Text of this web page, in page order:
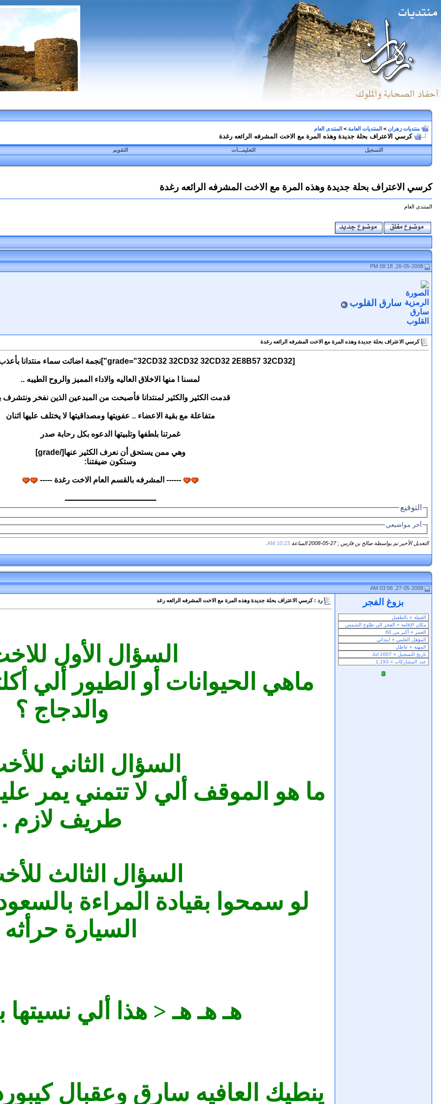
منتديات زهران > المنتديات العامة > المنتدى العام
كرسي الاعتراف بحلة جديدة وهذه المرة مع الاخت المشرفه الرائعه رغدة
التسجيل
التعليمـــات التقويم
كرسي الاعتراف بحلة جديدة وهذه المرة مع الاخت المشرفه الرائعه رغدة
المنتدى العام
26-05-2008, 08:18 PM
سارق القلوب
كرسي الاعتراف بحلة جديدة وهذه المرة مع الاخت المشرفه الرائعه رغدة
[grade="32CD32 32CD32 32CD32 2E8B57 32CD32"]نجمة اضائت سماء منتدانا بأعذب المواضيع والمشاركات
لمسنا ا منها الاخلاق العاليه والاداء المميز والروح الطيبه ..
قدمت الكثير والكثير لمنتدانا فأصبحت من المبدعين الذين نفخر ونتشرف
متفاعلة مع بقية الاعضاء .. عفويتها ومصداقيتها لا يختلف عليها اثنان
غمرتنا بلطفها وتلبيتها الدعوه بكل رحابة صدر
وهي ممن يستحق أن نعرف الكثير عنها[/grade]
وستكون ضيفتنا:
------ المشرفه بالقسم العام الاخت رغدة -----
ـــــــــــــــــــــــــــــــــــــ
التوقيع
أخر مواضيعي
التعديل الأخير تم بواسطة صالح بن فارس ; 27-05-2008 الساعة 10:23 AM
27-05-2008, 03:56 AM
بزوغ الفجر رد : كرسي الاعتراف بحلة جديدة وهذه المرة مع الاخت المشرفه الرائعه رغد
السؤال الأول
ماهي الحيوانات أو الطيور ألي
والدجاج ؟
السؤال الثاني
ما هو الموقف ألي لا تتمني يمر
طريف لازم .
السؤال الثالث
لو سمحوا بقيادة المراءة
السيارة
هـ هـ هـ < هذا ألي
ينطيك العافيه سارق وعقبال